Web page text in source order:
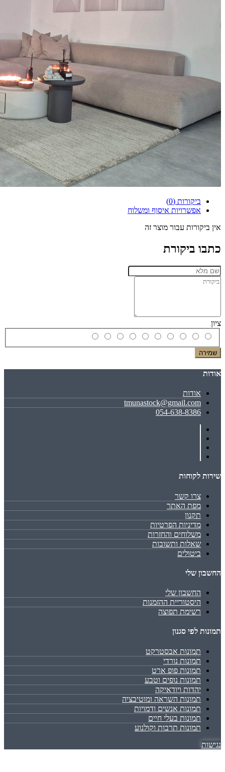
ביקורות (0)
אפשרויות איסוף ומשלוח
אין ביקורות עבור מוצר זה
כתבו ביקורת
ציון
שמירה
אודות
אודות
tmunastock@gmail.com
054-638-8386
שירות לקוחות
צרו קשר
מפת האתר
תקנון
מדיניות הפרטיות
משלוחים והחזרות
שאלות ותשובות
ביטולים
החשבון שלי
החשבון שלי
היסטוריית ההזמנות
רשימת תפוצה
תמונות לפי סגנון
תמונות אבסטרקט
תמונות נורדי
תמונות פופ ארט
תמונות נופים וטבע
יהדות ויודאיקה
תמונות השראה ומוטיבציה
תמונות אנשים ודמויות
תמונות בעלי חיים
תמונות תרבות וקולנוע
נגישות